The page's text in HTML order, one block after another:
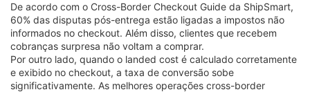
De acordo com o Cross-Border Checkout Guide da ShipSmart,
60% das disputas pós-entrega estão ligadas a impostos não
informados no checkout. Além disso, clientes que recebem
cobranças surpresa não voltam a comprar.
Por outro lado, quando o landed cost é calculado corretamente
e exibido no checkout, a taxa de conversão sobe
significativamente. As melhores operações cross-border